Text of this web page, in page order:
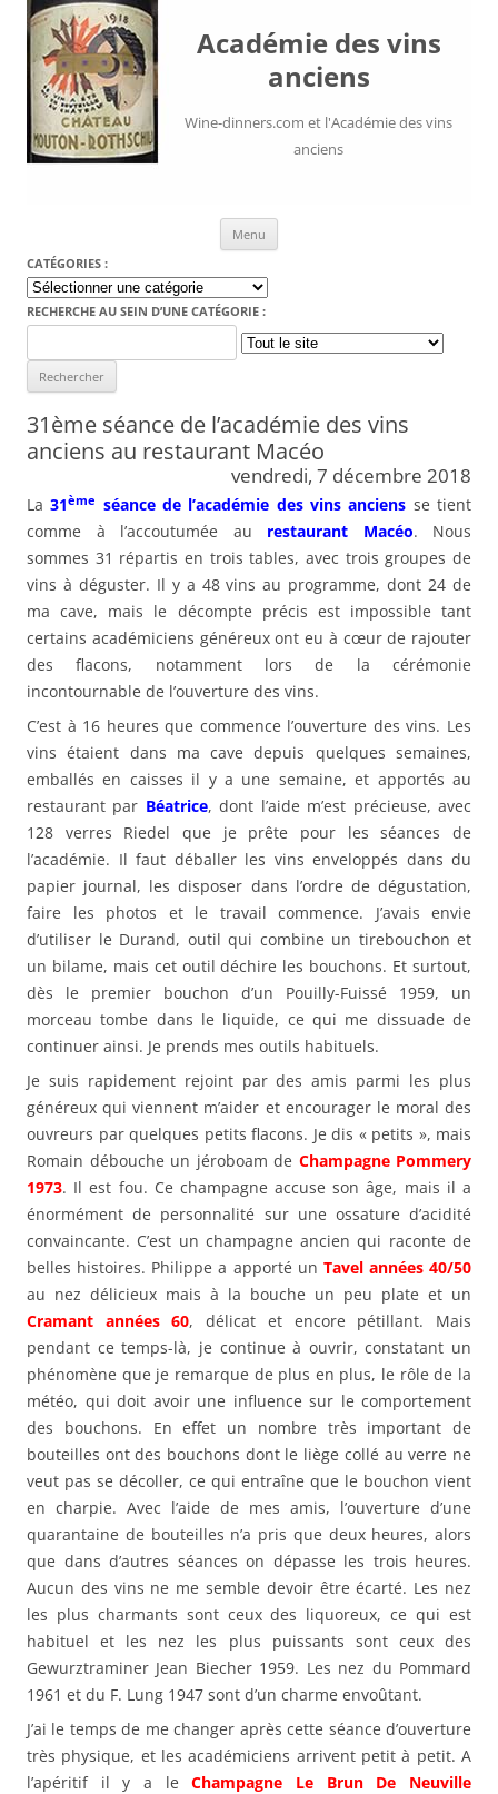
Académie des vins
anciens
Wine-dinners.com et l'Académie des vins
anciens
Menu
CATÉGORIES :
Catégories
:
RECHERCHE AU SEIN D’UNE CATÉGORIE :
for:
31ème séance de l’académie des vins
anciens au restaurant Macéo
vendredi, 7 décembre 2018
La31ème séance de l’académie des vins anciens se tient
comme à l’accoutumée au restaurant Macéo. Nous
sommes 31 répartis en trois tables, avec trois groupes de
vins à déguster. Il y a 48 vins au programme, dont 24 de
ma cave, mais le décompte précis est impossible tant
certains académiciens généreux ont eu à cœur de rajouter
des flacons, notamment lors de la cérémonie
incontournable de l’ouverture des vins.
C’est à 16 heures que commence l’ouverture des vins. Les
vins étaient dans ma cave depuis quelques semaines,
emballés en caisses il y a une semaine, et apportés au
restaurant par Béatrice, dont l’aide m’est précieuse, avec
128 verres Riedel que je prête pour les séances de
l’académie. Il faut déballer les vins enveloppés dans du
papier journal, les disposer dans l’ordre de dégustation,
faire les photos et le travail commence. J’avais envie
d’utiliser le Durand, outil qui combine un tirebouchon et
un bilame, mais cet outil déchire les bouchons. Et surtout,
dès le premier bouchon d’un Pouilly-Fuissé 1959, un
morceau tombe dans le liquide, ce qui me dissuade de
continuer ainsi. Je prends mes outils habituels.
Je suis rapidement rejoint par des amis parmi les plus
généreux qui viennent m’aider et encourager le moral des
ouvreurs par quelques petits flacons. Je dis « petits », mais
Romain débouche un jéroboam de Champagne Pommery
1973. Il est fou. Ce champagne accuse son âge, mais il a
énormément de personnalité sur une ossature d’acidité
convaincante. C’est un champagne ancien qui raconte de
belles histoires. Philippe a apporté un Tavel années 40/50
au nez délicieux mais à la bouche un peu plate et un
Cramant années 60, délicat et encore pétillant. Mais
pendant ce temps-là, je continue à ouvrir, constatant un
phénomène que je remarque de plus en plus, le rôle de la
météo, qui doit avoir une influence sur le comportement
des bouchons. En effet un nombre très important de
bouteilles ont des bouchons dont le liège collé au verre ne
veut pas se décoller, ce qui entraîne que le bouchon vient
en charpie. Avec l’aide de mes amis, l’ouverture d’une
quarantaine de bouteilles n’a pris que deux heures, alors
que dans d’autres séances on dépasse les trois heures.
Aucun des vins ne me semble devoir être écarté. Les nez
les plus charmants sont ceux des liquoreux, ce qui est
habituel et les nez les plus puissants sont ceux des
Gewurztraminer Jean Biecher 1959. Les nez du Pommard
1961 et du F. Lung 1947 sont d’un charme envoûtant.
J’ai le temps de me changer après cette séance d’ouverture
très physique, et les académiciens arrivent petit à petit. A
l’apéritif il y a leChampagne Le Brun De Neuville